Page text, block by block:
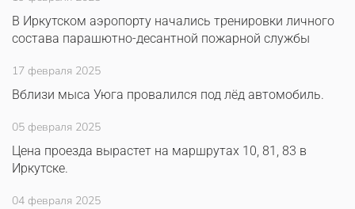
В Иркутском аэропорту начались тренировки личного
состава парашютно-десантной пожарной службы
17 февраля 2025
Вблизи мыса Уюга провалился под лёд автомобиль.
05 февраля 2025
Цена проезда вырастет на маршрутах 10, 81, 83 в
Иркутске.
04 февраля 2025